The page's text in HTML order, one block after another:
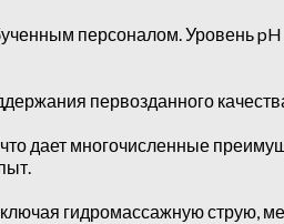
персоналом. Уровень
первозданного
дает многочисленные
гидромассажную струю,